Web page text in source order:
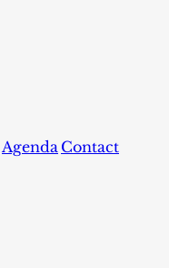
Agenda Contact